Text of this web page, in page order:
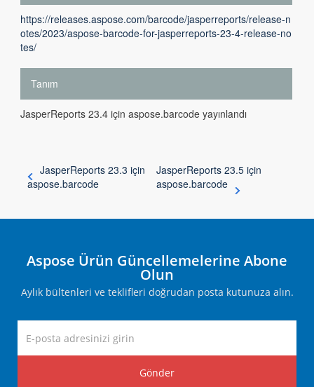
https://releases.aspose.com/barcode/jasperreports/release-n
otes/2023/aspose-barcode-for-jasperreports-23-4-release-no
tes/
Tanım
JasperReports 23.4 için aspose.barcode yayınlandı
JasperReports 23.3 için
aspose.barcode
JasperReports 23.5 için
aspose.barcode
Aspose Ürün Güncellemelerine Abone
Olun
Aylık bültenleri ve teklifleri doğrudan posta kutunuza alın.
Gönder